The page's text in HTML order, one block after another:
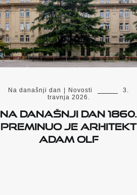
Na današnji dan Novosti
3.
travnja 2026.
Na današnji dan 1860.
preminuo je arhitekt
Adam Olf